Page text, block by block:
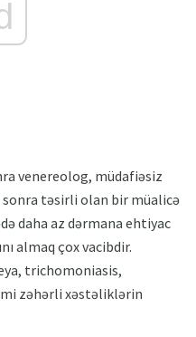
venereolog, müdafiəsiz
sonra təsirli olan bir müalicə
daha az dərmana ehtiyac
almaq çox vacibdir.
trichomoniasis,
zəhərli xəstəliklərin